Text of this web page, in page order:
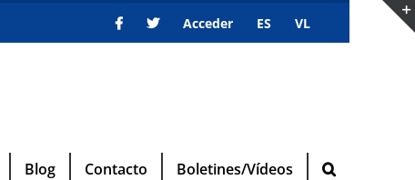
Acceder ES VL
Blog Contacto Boletines/Vídeos